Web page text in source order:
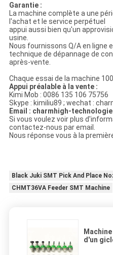
Garantie :
La machine complète a une
l'achat et le service perpétuel
appui aussi bien qu'un
usine.
Nous fournissons Q/A en ligne
technique de dépannage de
après-vente.
Chaque essai de la machine
Appui préalable à la vente :
Kimi Mob : 0086 135 106 75756
Skype : kimiliu89 ; wechat :
Email : charmhigh-technologie
Si vous voulez voir plus
contactez-nous par email.
Nous réponse vous à la
Black Juki SMT Pick And Place
CHMT36VA Feeder SMT Machine
d'un